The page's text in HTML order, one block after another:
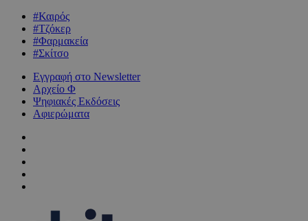
#Καιρός
#Τζόκερ
#Φαρμακεία
#Σκίτσο
Εγγραφή στο Newsletter
Αρχείο Φ
Ψηφιακές Εκδόσεις
Αφιερώματα